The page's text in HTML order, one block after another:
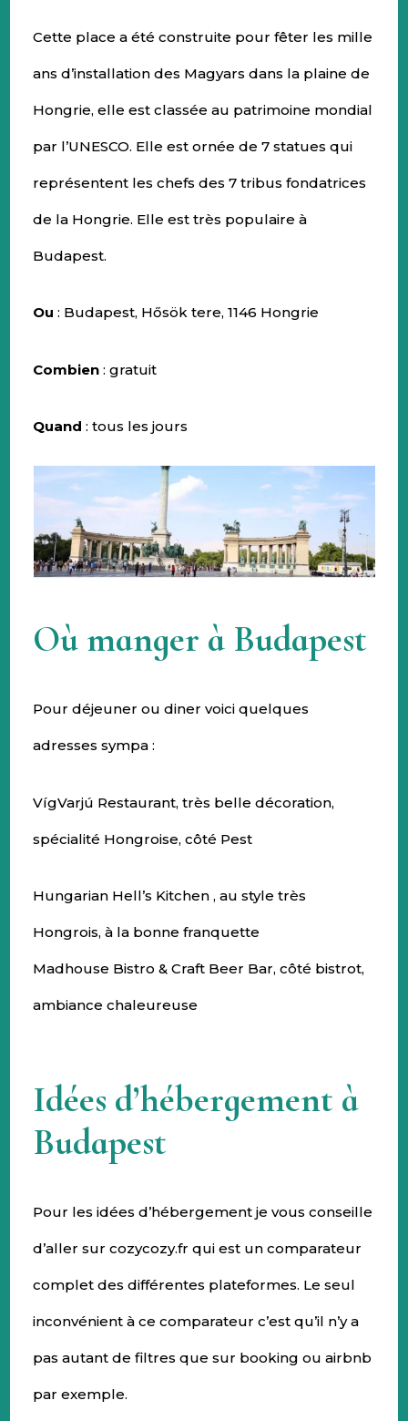
Cette place a été construite pour fêter les mille
ans d’installation des Magyars dans la plaine de
Hongrie, elle est classée au patrimoine mondial
par l’UNESCO. Elle est ornée de 7 statues qui
représentent les chefs des 7 tribus fondatrices
de la Hongrie. Elle est très populaire à
Budapest.
Ou : Budapest, Hősök tere, 1146 Hongrie
Combien : gratuit
Quand : tous les jours
Où manger à Budapest
Pour déjeuner ou diner voici quelques
adresses sympa :
VígVarjú Restaurant, très belle décoration,
spécialité Hongroise, côté Pest
Hungarian Hell’s Kitchen , au style très
Hongrois, à la bonne franquette
Madhouse Bistro & Craft Beer Bar, côté bistrot,
ambiance chaleureuse
Idées d’hébergement à
Budapest
Pour les idées d’hébergement je vous conseille
d’aller sur cozycozy.fr qui est un comparateur
complet des différentes plateformes. Le seul
inconvénient à ce comparateur c’est qu’il n’y a
pas autant de filtres que sur booking ou airbnb
par exemple.